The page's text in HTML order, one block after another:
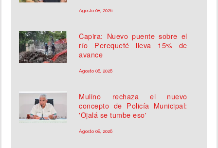
Agosto 08, 2026
Capira: Nuevo puente sobre el
río Perequeté lleva 15% de
avance
Agosto 08, 2026
Mulino rechaza el nuevo
concepto de Policía Municipal:
'Ojalá se tumbe eso'
Agosto 08, 2026